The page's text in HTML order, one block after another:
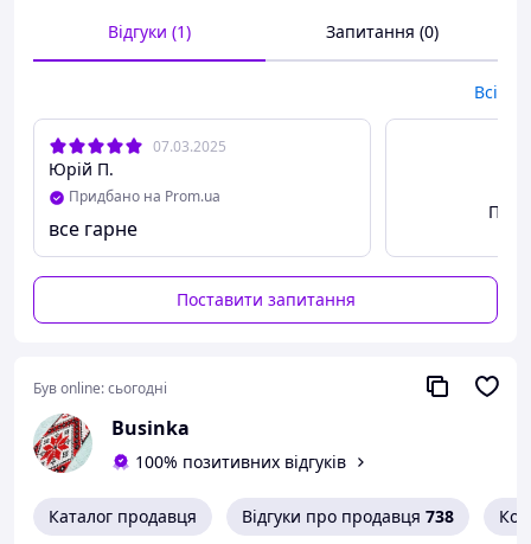
Відгуки (1) Запитання (0)
Всі
07.03.2025
Юрій П.
Придбано на Prom.ua
все гарне
Поставити запитання
Був online:сьогодні
Businka
100% позитивних відгуків
Каталог продавця Відгуки про продавця 738